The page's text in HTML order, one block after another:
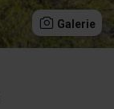
Galerie